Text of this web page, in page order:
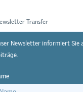
Transfer
Newsletter informiert Sie